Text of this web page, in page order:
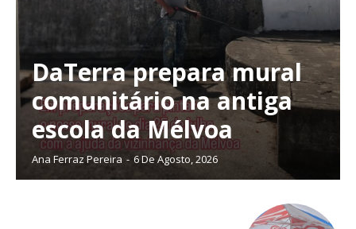
Planos de Assinatura
Faça-se assinante do Região de Cister e ajude-nos a manter este serviço
público!
Sendo assinante terá acesso a todos os conteúdos exclusivos e versões
digitais.
Escolha o plano de assinatura desejado:
DaTerra prepara mural
comunitário na antiga
escola da Mélvoa
Ana Ferraz Pereira - 6 De Agosto, 2026